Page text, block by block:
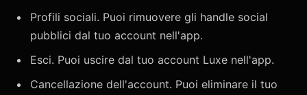
Profili sociali. Puoi rimuovere gli handle social
pubblici dal tuo account nell'app.
Esci. Puoi uscire dal tuo account Luxe nell'app.
Cancellazione dell'account. Puoi eliminare il tuo